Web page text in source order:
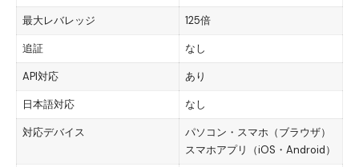
最大レバレッジ 125倍
追証 なし
API対応 あり
日本語対応 なし
対応デバイス
パソコン・スマホ（ブラウザ）
スマホアプリ（iOS・Android）